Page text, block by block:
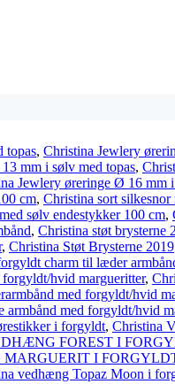
topas, Christina Jewlery
mm i sølv med topas,
Jewlery øreringe Ø 16 mm
cm, Christina sort silkesnor
sølv endestykker 100 cm,
, Christina støt brysterne
, Christina Støt Brysterne 2019
charm til læder
hvid margueritter,
med forgyldt/hvid
armbånd med forgyldt/hvid
i forgyldt, Christina
FOREST I
I
vedhæng Topaz Moon i